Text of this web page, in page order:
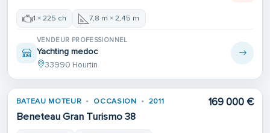
1 × 225 ch 7,8 m × 2,45 m
VENDEUR PROFESSIONNEL
Yachting medoc
33990 Hourtin
BATEAU MOTEUR OCCASION 2011
Beneteau Gran Turismo 38
169 000 €